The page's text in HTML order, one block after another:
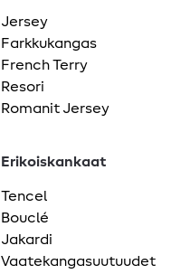
Jersey
Farkkukangas
French Terry
Resori
Romanit Jersey
Erikoiskankaat
Tencel
Bouclé
Jakardi
Vaatekangasuutuudet